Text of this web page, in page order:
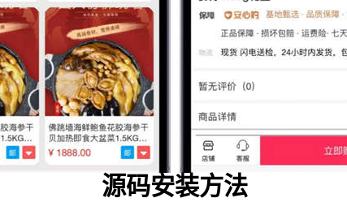
源码安装方法